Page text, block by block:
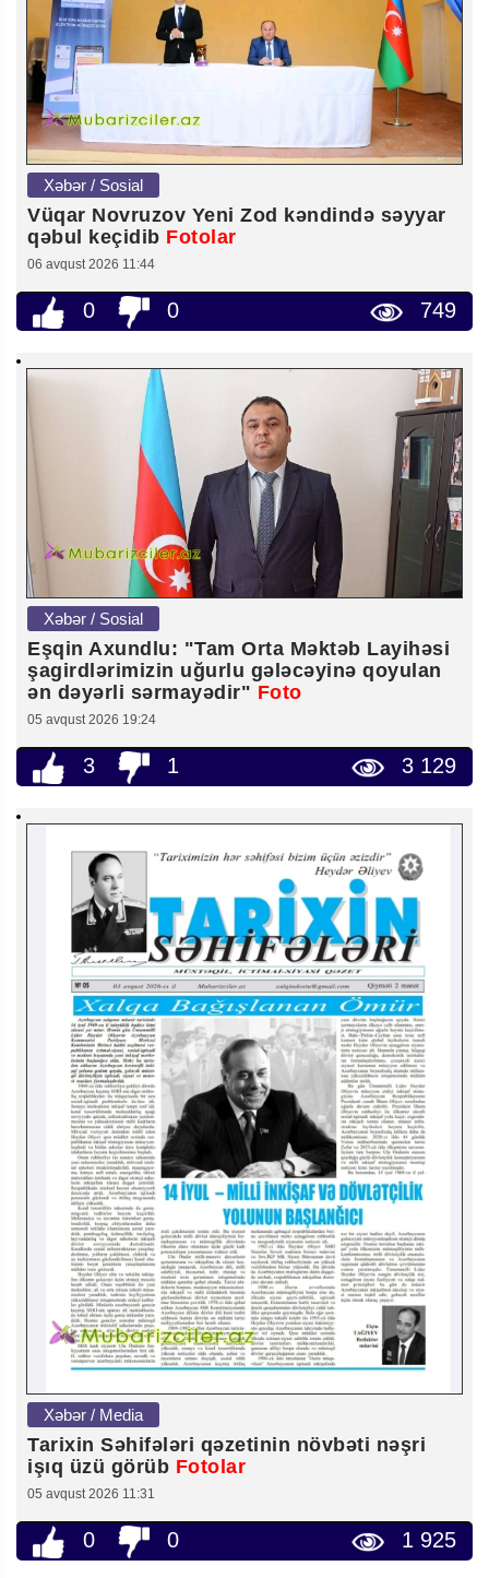
Xəbər / Sosial
Vüqar Novruzov Yeni Zod kəndində səyyar
qəbul keçidib Fotolar
06 avqust 2026 11:44
0 0 749
Xəbər / Sosial
Eşqin Axundlu: "Tam Orta Məktəb Layihəsi
şagirdlərimizin uğurlu gələcəyinə qoyulan
ən dəyərli sərmayədir" Foto
05 avqust 2026 19:24
3 1 3 129
Xəbər / Media
Tarixin Səhifələri qəzetinin növbəti nəşri
işıq üzü görüb Fotolar
05 avqust 2026 11:31
0 0 1 925